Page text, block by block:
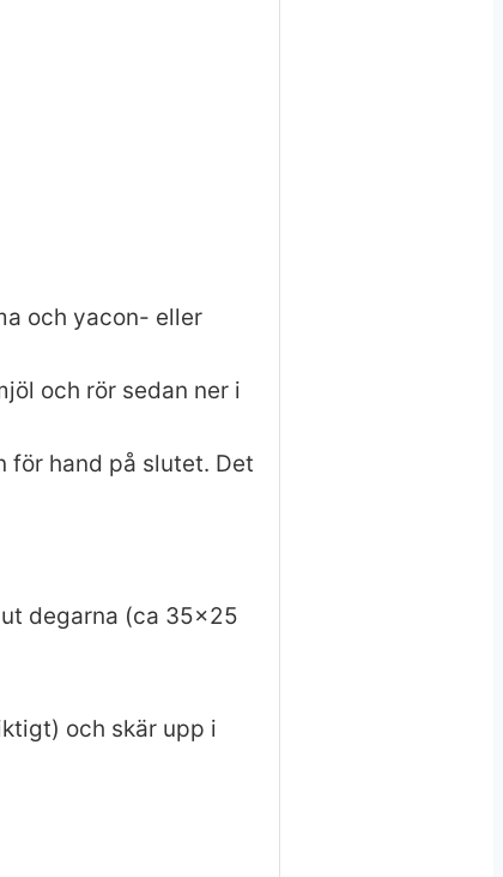
och yacon- eller
och rör sedan ner i
för hand på slutet. Det
degarna (ca 35×25
och skär upp i